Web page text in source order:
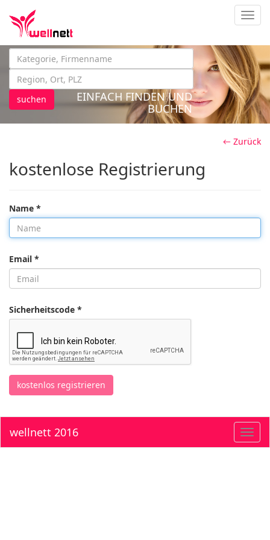
suchen
EINFACH FINDEN UND
BUCHEN
← Zurück
kostenlose Registrierung
Name *
Email *
Sicherheitscode *
kostenlos registrieren
wellnett 2016